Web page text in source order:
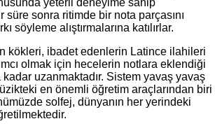
süre sonra ritimde bir nota parçasını
söyleme alıştırmalarına katılırlar.
kökleri, ibadet edenlerin Latince ilahileri
olmak için hecelerin notlara eklendiği
kadar uzanmaktadır. Sistem yavaş yavaş
en önemli öğretim araçlarından biri
solfej, dünyanın her yerindeki